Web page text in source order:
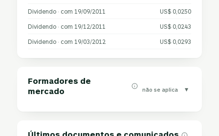
Dividendo · com 19/09/2011 US$ 0,0250
Dividendo · com 19/12/2011 US$ 0,0243
Dividendo · com 19/03/2012 US$ 0,0293
Formadores de
mercado
não se aplica ▾